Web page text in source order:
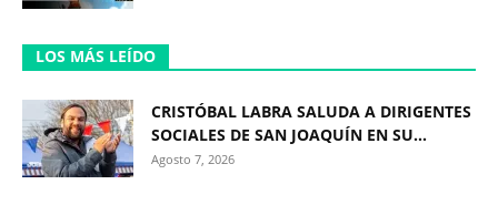
LOS MÁS LEÍDO
CRISTÓBAL LABRA SALUDA A DIRIGENTES
SOCIALES DE SAN JOAQUÍN EN SU...
Agosto 7, 2026